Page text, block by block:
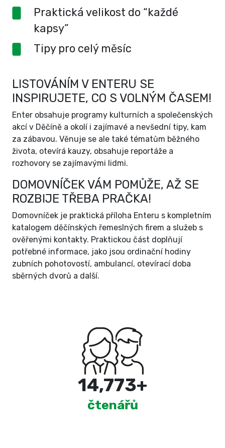
Praktická velikost do “každé
kapsy”
Tipy pro celý měsíc
LISTOVÁNÍM V ENTERU SE
INSPIRUJETE, CO S VOLNÝM ČASEM!
Enter obsahuje programy kulturních a společenských
akcí v Děčíně a okolí i zajímavé a nevšední tipy, kam
za zábavou. Věnuje se ale také tématům běžného
života, otevírá kauzy, obsahuje reportáže a
rozhovory se zajímavými lidmi.
DOMOVNÍČEK VÁM POMŮŽE, AŽ SE
ROZBIJE TŘEBA PRAČKA!
Domovníček je praktická příloha Enteru s kompletním
katalogem děčínských řemeslných firem a služeb s
ověřenými kontakty. Praktickou část doplňují
potřebné informace, jako jsou ordinační hodiny
zubních pohotovostí, ambulancí, otevírací doba
sběrných dvorů a další.
15,000+
čtenářů